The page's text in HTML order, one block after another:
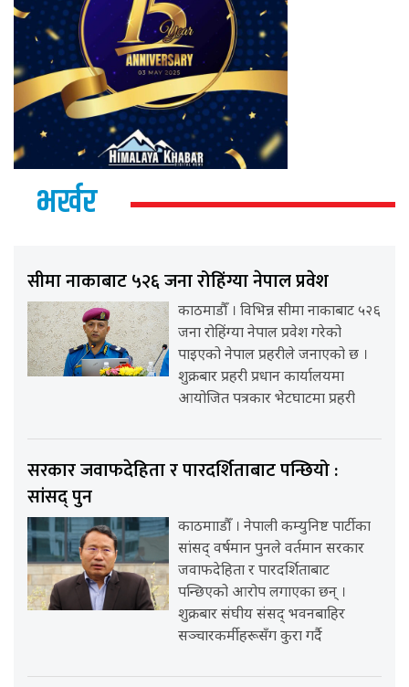
भर्खर
सीमा नाकाबाट ५२६ जना रोहिंग्या नेपाल प्रवेश
काठमाडौँ । विभिन्न सीमा नाकाबाट ५२६
जना रोहिंग्या नेपाल प्रवेश गरेको
पाइएको नेपाल प्रहरीले जनाएको छ ।
शुक्रबार प्रहरी प्रधान कार्यालयमा
आयोजित पत्रकार भेटघाटमा प्रहरी
सरकार जवाफदेहिता र पारदर्शिताबाट पन्छियो :
सांसद् पुन
काठमााडौँ । नेपाली कम्युनिष्ट पार्टीका
सांसद् वर्षमान पुनले वर्तमान सरकार
जवाफदेहिता र पारदर्शिताबाट
पन्छिएको आरोप लगाएका छन् ।
शुक्रबार संघीय संसद् भवनबाहिर
सञ्चारकर्मीहरूसँग कुरा गर्दै